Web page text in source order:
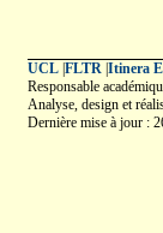
UCL| FLTR| Itinera
Responsable
Analyse, design et
Dernière mise à jour :